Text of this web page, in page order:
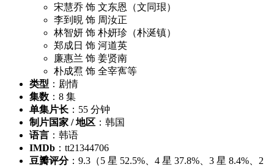
宋慧乔 饰 文东恩（文同珢）
李到晛 饰 周汝正
林智妍 饰 朴妍珍（朴涎镇）
郑成日 饰 河道英
廉惠兰 饰 姜贤南
朴成焄 饰 全宰寯等
类型 ：剧情
集数 ：8 集
单集片长 ：55 分钟
制片国家 / 地区 ：韩国
语言 ：韩语
IMDb ：tt21344706
豆瓣评分：9.3（5 星 52.5%、4 星 37.8%、3 星 8.4%、2